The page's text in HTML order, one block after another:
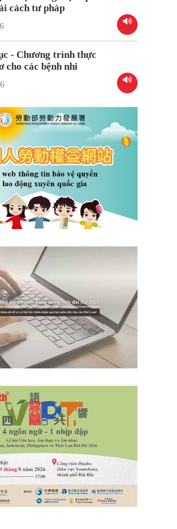
cách tư pháp
- Chương trình thực
cho các bệnh nhi